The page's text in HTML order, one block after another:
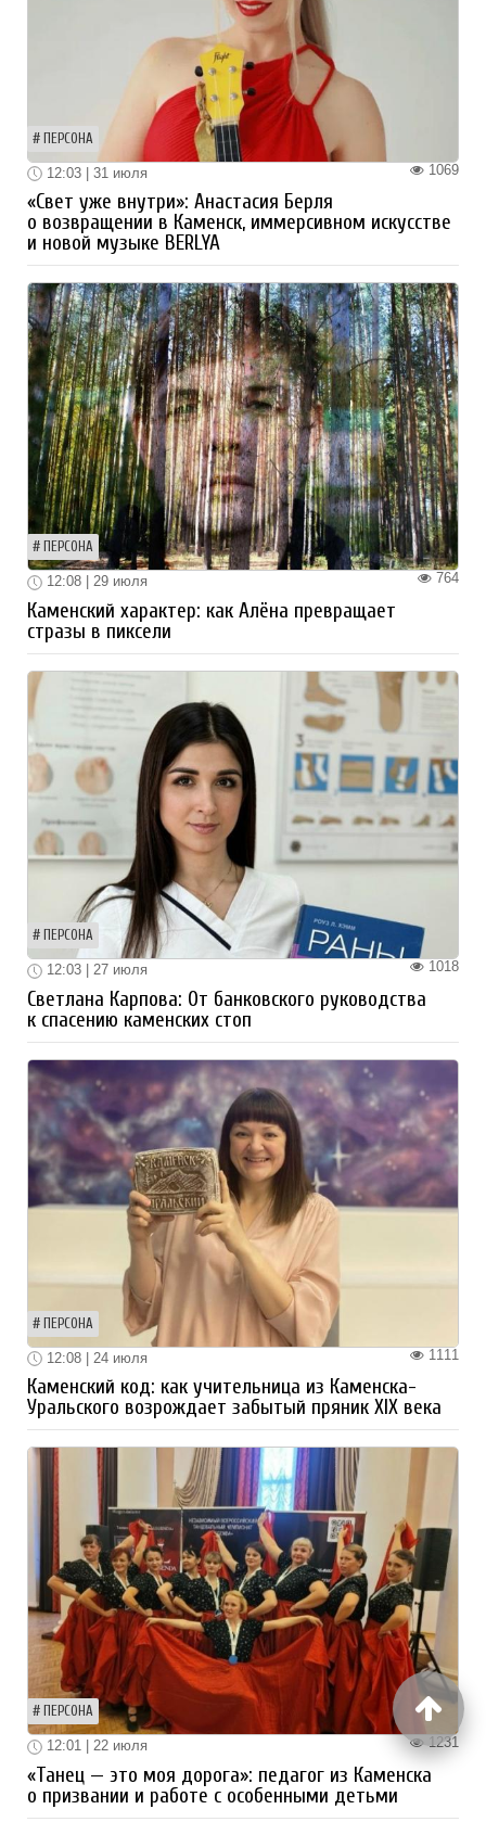
ПЕРСОНА
1069
12:03 | 31 июля
«Свет уже внутри»: Анастасия Берля
о возвращении в Каменск, иммерсивном искусстве
и новой музыке BERLYA
ПЕРСОНА
764
12:08 | 29 июля
Каменский характер: как Алёна превращает
стразы в пиксели
ПЕРСОНА
1018
12:03 | 27 июля
Светлана Карпова: От банковского руководства
к спасению каменских стоп
ПЕРСОНА
1111
12:08 | 24 июля
Каменский код: как учительница из Каменска-
Уральского возрождает забытый пряник XIX века
ПЕРСОНА
1231
12:01 | 22 июля
«Танец — это моя дорога»: педагог из Каменска
о призвании и работе с особенными детьми